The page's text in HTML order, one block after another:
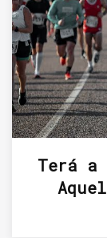
Terá a